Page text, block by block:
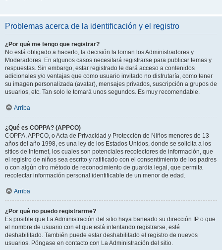
Problemas acerca de la identificación y el registro
¿Por qué me tengo que registrar?
No está obligado a hacerlo, la decisión la toman los Administradores y
Moderadores. En algunos casos necesitará registrarse para publicar temas y
respuestas. Sin embargo, estar registrado le dará acceso a contenidos
adicionales y/o ventajas que como usuario invitado no disfrutaría, como tener
su imagen personalizada (avatar), mensajes privados, suscripción a grupos de
usuarios, etc. Tan solo le tomará unos segundos. Es muy recomendable.
Arriba
¿Qué es COPPA? (APPCO)
COPPA, APPCO, o Acta de Privacidad y Protección de Niños menores de 13
años del año 1998, es una ley de los Estados Unidos, donde se solicita a los
sitios de Internet, los cuales son potenciales recolectores de información, que
el registro de niños sea escrito y ratificado con el consentimiento de los padres
o con algún otro método de reconocimiento de guardia legal, que permita
recolectar información personal identificable de un menor de edad.
Arriba
¿Por qué no puedo registrarme?
Es posible que La Administración del sitio haya baneado su dirección IP o que
el nombre de usuario con el que está intentando registrarse, esté
deshabilitado. También puede estar deshabilitado el registro de nuevos
usuarios. Póngase en contacto con La Administración del sitio.